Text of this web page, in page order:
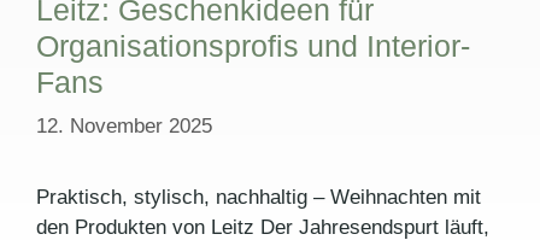
Leitz: Geschenkideen für
Organisationsprofis und Interior-
Fans
12. November 2025
Praktisch, stylisch, nachhaltig – Weihnachten mit
den Produkten von Leitz Der Jahresendspurt läuft,